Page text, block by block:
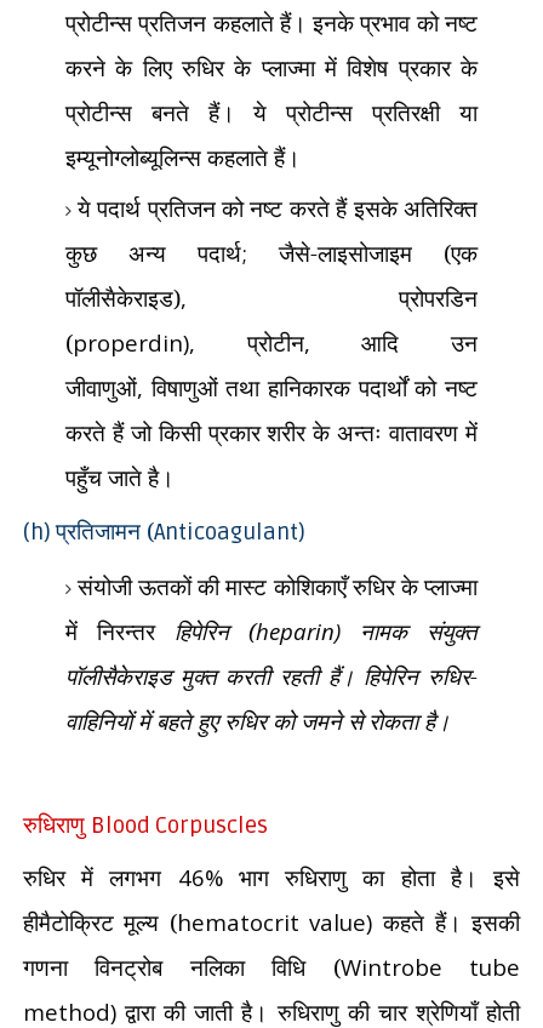
प्रोटीन्स प्रतिजन कहलाते हैं। इनके प्रभाव को नष्ट
करने के लिए रुधिर के प्लाज्मा में विशेष प्रकार के
प्रोटीन्स बनते हैं। ये प्रोटीन्स प्रतिरक्षी या
इम्यूनोग्लोब्यूलिन्स कहलाते हैं।
ये पदार्थ प्रतिजन को नष्ट करते हैं इसके अतिरिक्त
कुछ अन्य पदार्थ;जैसे-लाइसोजाइम (एक
पॉलीसैकेराइड),प्रोपरडिन
(properdin),प्रोटीन,आदि उन
जीवाणुओं,विषाणुओं तथा हानिकारक पदार्थों को नष्ट
करते हैं जो किसी प्रकार शरीर के अन्तः वातावरण में
पहुँच जाते है।
(h)प्रतिजामन (Anticoagulant)
संयोजी ऊतकों की मास्ट कोशिकाएँ रुधिर के प्लाज्मा
में निरन्तर हिपेरिन (heparin) नामक संयुक्त
पॉलीसैकेराइड मुक्त करती रहती हैं। हिपेरिन रुधिर-
वाहिनियों में बहते हुए रुधिर को जमने से रोकता है।
रुधिराणु Blood Corpuscles
रुधिर में लगभग 46%भाग रुधिराणु का होता है। इसे
हीमैटोक्रिट मूल्य (hematocrit value)कहते हैं। इसकी
गणना विनट्रोब नलिका विधि (Wintrobe tube
method)द्वारा की जाती है। रुधिराणु की चार श्रेणियाँ होती